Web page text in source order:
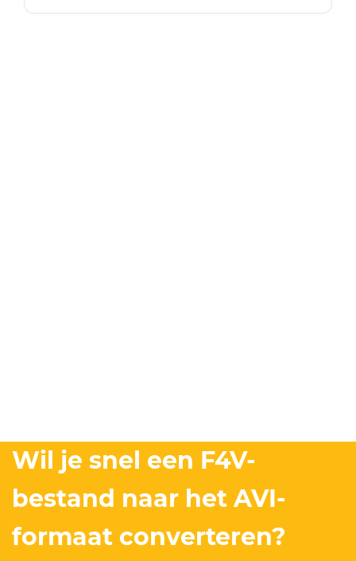
Wil je snel een F4V-
bestand naar het AVI-
formaat converteren?